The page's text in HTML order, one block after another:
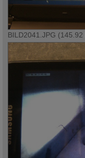
BILD2041.JPG